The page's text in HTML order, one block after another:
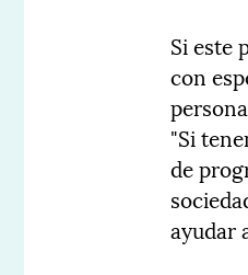
Si este
con
"Si
de
ayudar